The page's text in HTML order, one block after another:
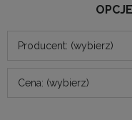
Producent: (wybierz)
Cena: (wybierz)